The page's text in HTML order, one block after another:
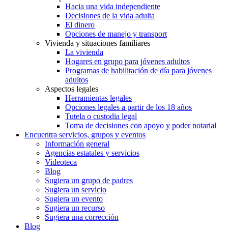
Hacia una vida independiente
Decisiones de la vida adulta
El dinero
Opciones de manejo y transport
Vivienda y situaciones familiares
La vivienda
Hogares en grupo para jóvenes adultos
Programas de habilitación de día para jóvenes
adultos
Aspectos legales
Herramientas legales
Opciones legales a partir de los 18 años
Tutela o custodia legal
Toma de decisiones con apoyo y poder notarial
Encuentra servicios, grupos y eventos
Información general
Agencias estatales y servicios
Videoteca
Blog
Sugiera un grupo de padres
Sugiera un servicio
Sugiera un evento
Sugiera un recurso
Sugiera una corrección
Blog